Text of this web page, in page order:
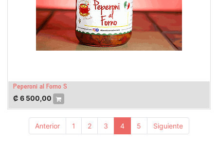
Peperoni al Forno S
₡ 6 500,00
Anterior 1 2 3 4 5 Siguiente